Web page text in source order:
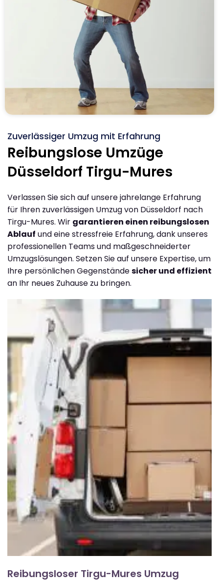
Zuverlässiger Umzug mit Erfahrung
Reibungslose Umzüge
Düsseldorf Tirgu-Mures
Verlassen Sie sich auf unsere jahrelange Erfahrung
für Ihren zuverlässigen Umzug von Düsseldorf nach
Tirgu-Mures. Wir garantieren einen reibungslosen
Ablauf und eine stressfreie Erfahrung, dank unseres
professionellen Teams und maßgeschneiderter
Umzugslösungen. Setzen Sie auf unsere Expertise, um
Ihre persönlichen Gegenständesicher und effizient
an Ihr neues Zuhause zu bringen.
Reibungsloser Tirgu-Mures Umzug